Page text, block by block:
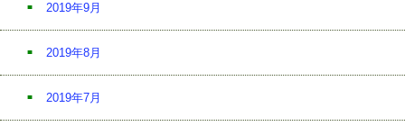
2019年9月
2019年8月
2019年7月